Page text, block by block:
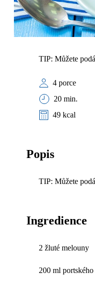
TIP: Můžete
4 porce
20 min.
49 kcal
Popis
TIP: Můžete
Ingredience
2 žluté melouny
200 ml